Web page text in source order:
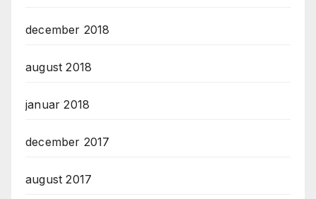
december 2018
august 2018
januar 2018
december 2017
august 2017